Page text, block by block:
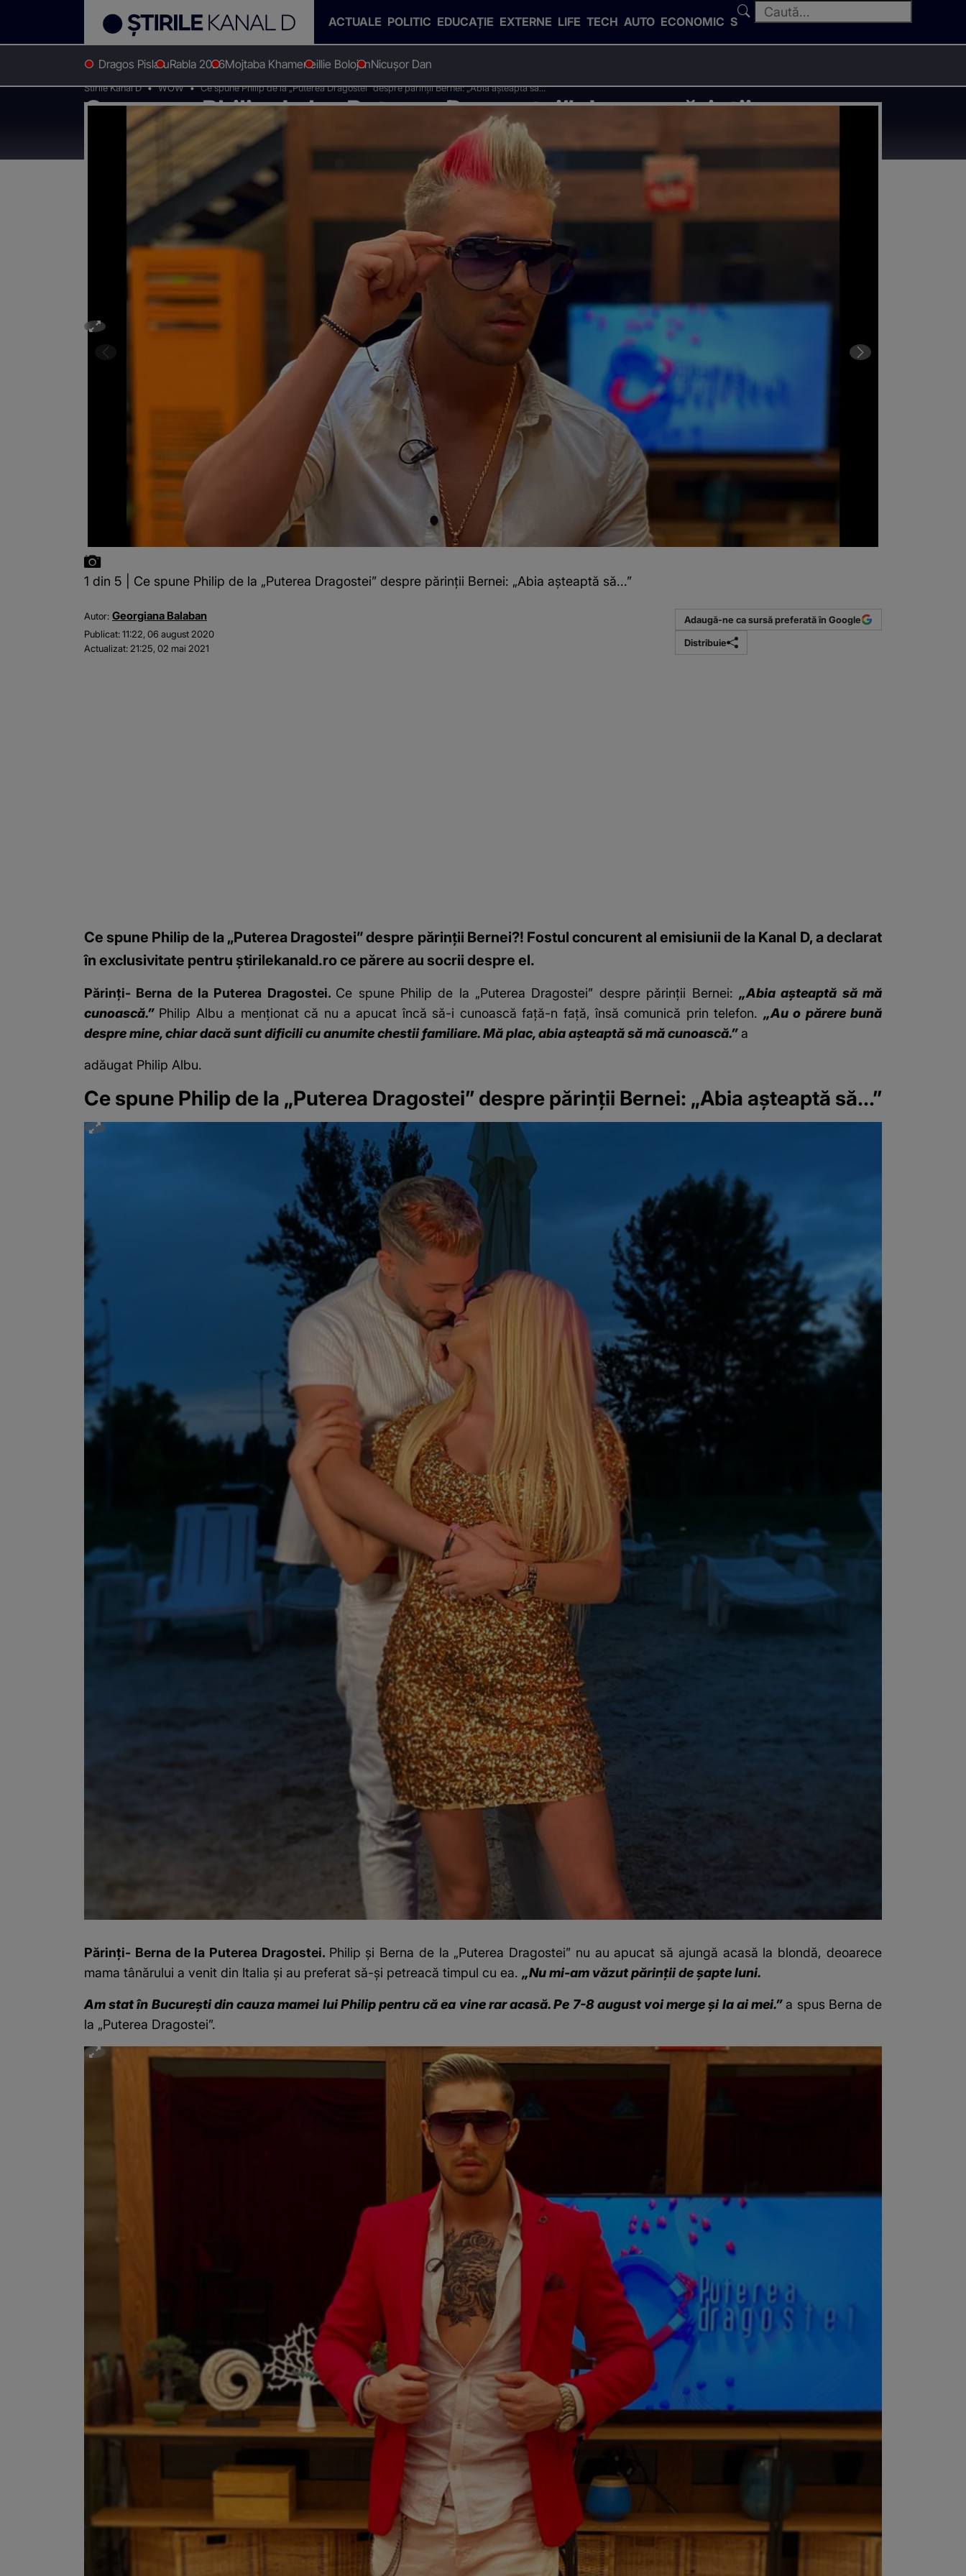
ACTUALE POLITIC EDUCAȚIE EXTERNE LIFE TECH AUTO ECONOMIC SPORT
Dragos PislaruRabla 2026Mojtaba KhameneiIlie BolojanNicușor Dan
Stirile Kanal D WOW Ce spune Philip de la „Puterea Dragostei” despre părinții Bernei: „Abia așteaptă să...”
Ce spune Philip de la „Puterea Dragostei” despre părinții
Bernei: „Abia așteaptă să...”
1 din 5 | Ce spune Philip de la „Puterea Dragostei” despre părinții Bernei: „Abia așteaptă să...”
Autor: Georgiana Balaban
Publicat:11:22, 06 august 2020
Actualizat:21:25, 02 mai 2021
Adaugă-ne ca sursă preferată în Google
Distribuie
Ce spune Philip de la „Puterea Dragostei” despre părinții Bernei?! Fostul concurent al emisiunii de la Kanal D, a declarat
în exclusivitate pentru știrilekanald.ro ce părere au socrii despre el.
Părinți- Berna de la Puterea Dragostei. Ce spune Philip de la „Puterea Dragostei” despre părinții Bernei: „Abia așteaptă să mă
cunoască.” Philip Albu a menționat că nu a apucat încă să-i cunoască față-n față, însă comunică prin telefon. „Au o părere bună
despre mine, chiar dacă sunt dificili cu anumite chestii familiare. Mă plac, abia așteaptă să mă cunoască.”a
adăugat Philip Albu.
Ce spune Philip de la „Puterea Dragostei” despre părinții Bernei: „Abia așteaptă să...”
Părinți- Berna de la Puterea Dragostei. Philip și Berna de la „Puterea Dragostei” nu au apucat să ajungă acasă la blondă, deoarece
mama tânărului a venit din Italia și au preferat să-și petreacă timpul cu ea. „Nu mi-am văzut părinții de șapte luni.
Am stat în București din cauza mamei lui Philip pentru că ea vine rar acasă. Pe 7-8 august voi merge și la ai mei.”a spus Berna de
la „Puterea Dragostei”.